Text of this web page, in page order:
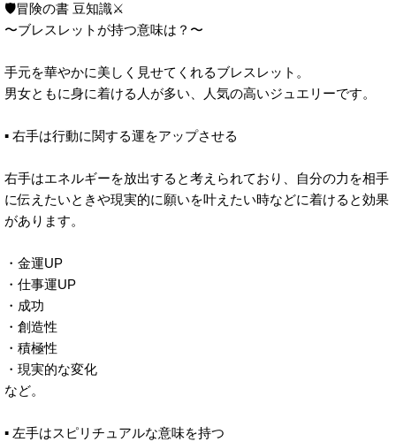
🛡️冒険の書 豆知識⚔️
〜ブレスレットが持つ意味は？〜
手元を華やかに美しく見せてくれるブレスレット。
男女ともに身に着ける人が多い、人気の高いジュエリーです。
▪︎ 右手は行動に関する運をアップさせる
右手はエネルギーを放出すると考えられており、自分の力を相手
に伝えたいときや現実的に願いを叶えたい時などに着けると効果
があります。
・金運UP
・仕事運UP
・成功
・創造性
・積極性
・現実的な変化
など。
▪︎ 左手はスピリチュアルな意味を持つ